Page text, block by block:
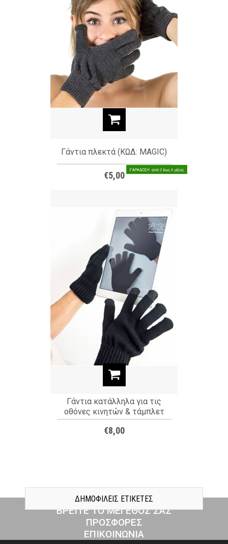
Γάντια πλεκτά (ΚΩΔ: MAGIC)
€5,00
Γάντια κατάλληλα για τις
οθόνες κινητών & τάμπλετ
(ΚΩΔ: TOUCH)
€8,00
ΔΗΜΟΦΙΛΕΙΣ ΕΤΙΚΕΤΕΣ
ΒΡΕΙΤΕ ΤΟ ΜΕΓΕΘΟΣ ΣΑΣ
ΠΡΟΣΦΟΡΕΣ
ΕΠΙΚΟΙΝΩΝΙΑ